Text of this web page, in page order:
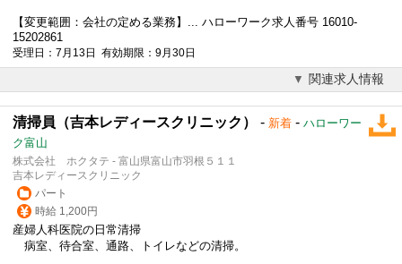
【変更範囲：会社の定める業務】... ハローワーク求人番号 16010-
15202861
受理日：7月13日 有効期限：9月30日
関連求人情報
清掃員（吉本レディースクリニック） - 新着 - ハローワー
ク富山
株式会社 ホクタテ - 富山県富山市羽根５１１
吉本レディースクリニック
パート
時給 1,200円
産婦人科医院の日常清掃
病室、待合室、通路、トイレなどの清掃。